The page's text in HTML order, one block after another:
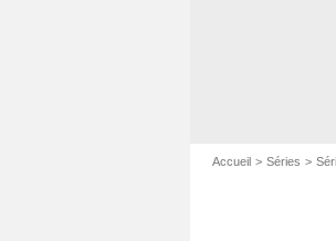
Accueil Séries